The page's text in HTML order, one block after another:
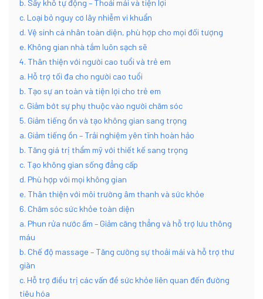
b. Sấy khô tự động – Thoải mái và tiện lợi
c. Loại bỏ nguy cơ lây nhiễm vi khuẩn
d. Vệ sinh cá nhân toàn diện, phù hợp cho mọi đối tượng
e. Không gian nhà tắm luôn sạch sẽ
4. Thân thiện với người cao tuổi và trẻ em
a. Hỗ trợ tối đa cho người cao tuổi
b. Tạo sự an toàn và tiện lợi cho trẻ em
c. Giảm bớt sự phụ thuộc vào người chăm sóc
5. Giảm tiếng ồn và tạo không gian sang trọng
a. Giảm tiếng ồn – Trải nghiệm yên tĩnh hoàn hảo
b. Tăng giá trị thẩm mỹ với thiết kế sang trọng
c. Tạo không gian sống đẳng cấp
d. Phù hợp với mọi không gian
e. Thân thiện với môi trường âm thanh và sức khỏe
6. Chăm sóc sức khỏe toàn diện
a. Phun rửa nước ấm – Giảm căng thẳng và hỗ trợ lưu thông
máu
b. Chế độ massage – Tăng cường sự thoải mái và hỗ trợ thư
giãn
c. Hỗ trợ điều trị các vấn đề sức khỏe liên quan đến đường
tiêu hóa